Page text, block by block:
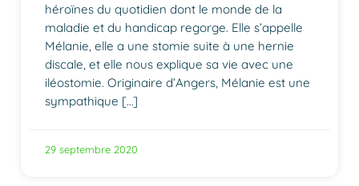
héroïnes du quotidien dont le monde de la
maladie et du handicap regorge. Elle s’appelle
Mélanie, elle a une stomie suite à une hernie
discale, et elle nous explique sa vie avec une
iléostomie. Originaire d’Angers, Mélanie est une
sympathique […]
29 septembre 2020